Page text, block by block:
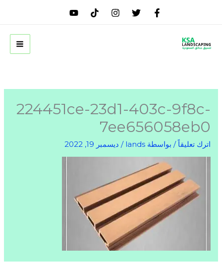
224451ce-23d1-403c-9f8c-
7ee656058eb0
اترك تعليقاً / بواسطة lands
/ ديسمبر 19, 2022